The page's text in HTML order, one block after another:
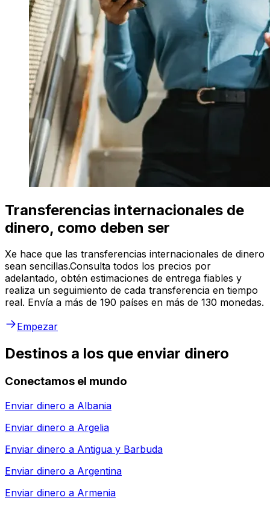
Transferencias internacionales de
dinero, como deben ser
Xe hace que las transferencias internacionales de dinero
sean sencillas.Consulta todos los precios por
adelantado, obtén estimaciones de entrega fiables y
realiza un seguimiento de cada transferencia en tiempo
real. Envía a más de 190 países en más de 130 monedas.
Empezar
Destinos a los que enviar dinero
Conectamos el mundo
Enviar dinero a Albania
Enviar dinero a Argelia
Enviar dinero a Antigua y Barbuda
Enviar dinero a Argentina
Enviar dinero a Armenia